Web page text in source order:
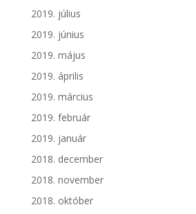
2019. július
2019. június
2019. május
2019. április
2019. március
2019. február
2019. január
2018. december
2018. november
2018. október